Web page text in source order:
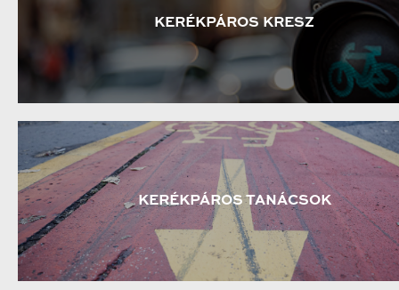
KERÉKPÁROS KRESZ
KERÉKPÁROS TANÁCSOK